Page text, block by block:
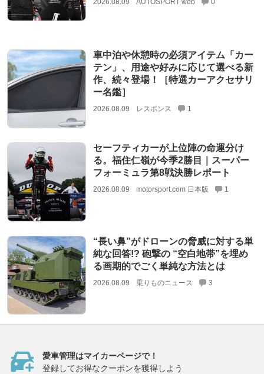
車中泊や休憩時の必須アイテム「カー
テン」、用途や好みに応じて選べる新
作、続々登場！［特選カーアクセサリ
ー名鑑］
2026.08.09 レスポンス 1
セーフティカーが上位陣の命運分け
る。福住仁嶺が今季2勝目｜スーパー
フォーミュラ第8戦決勝レポート
2026.08.09 motorsport.com 日本版 1
“長い鼻”がドローンの脅威に対する単
純な回答!? 砲撃の “空白地帯”を埋め
る画期的でごく単純な方法とは
2026.08.09 乗りものニュース 3
愛車管理はマイカーページで！
登録してお得なクーポンを獲得しよう